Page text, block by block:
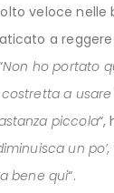
veloce nelle
a
Non ho portato
a
piccola“,
un
bene qui“.